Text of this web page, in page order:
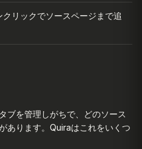
リックでソースページまで追
ブを管理しがちで、どのソース
あります。Quiraはこれをいくつ